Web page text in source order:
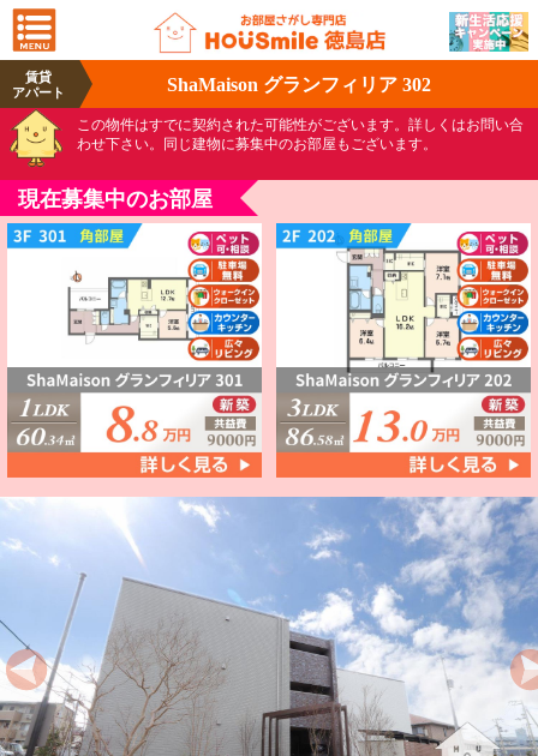
賃貸
アパート
ShaMaison グランフィリア 302
この物件はすでに契約された可能性がございます。詳しくはお問い合
わせ下さい。同じ建物に募集中のお部屋もございます。
現在募集中のお部屋